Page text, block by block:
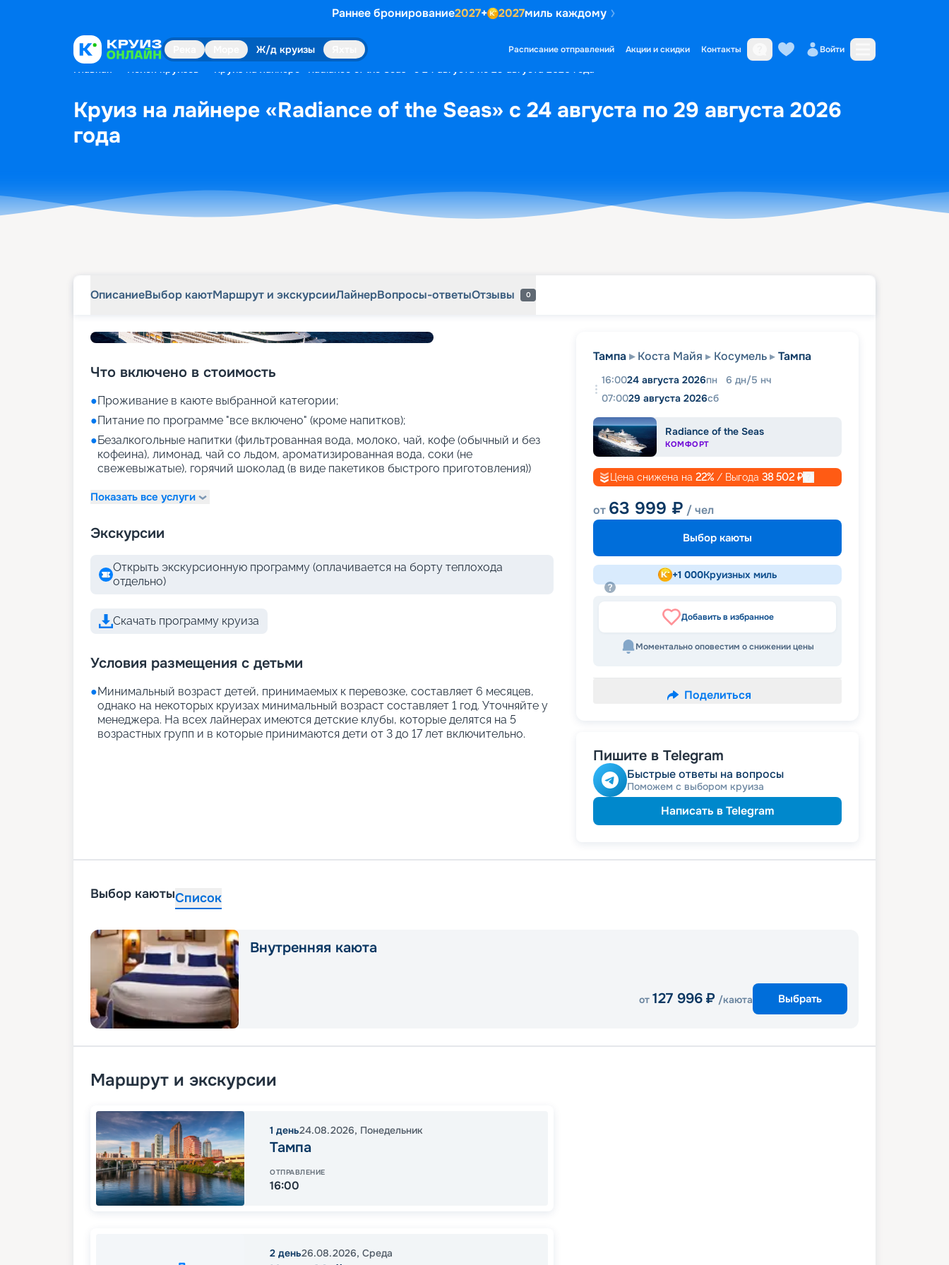
Раннее бронирование2027+ 2027миль каждому
Ж/д круизы Расписание отправлений Акции и скидки Контакты Войти
Главная Поиск круизов Круиз на лайнере «Radiance of the Seas» с 24 августа по 29 августа 2026 года
Круиз на лайнере «Radiance of the Seas» с 24 августа по 29 августа 2026
года
ОписаниеВыбор каютМаршрут и экскурсииЛайнерВопросы-ответыОтзывы 0
Что включено в стоимость
●Проживание в каюте выбранной категории;
●Питание по программе "все включено" (кроме напитков);
●Безалкогольные напитки (фильтрованная вода, молоко, чай, кофе (обычный и без
кофеина), лимонад, чай со льдом, ароматизированная вода, соки (не
свежевыжатые), горячий шоколад (в виде пакетиков быстрого приготовления))
Показать все услуги
Экскурсии
Открыть экскурсионную программу (оплачивается на борту теплохода
отдельно)
Скачать программу круиза
Условия размещения с детьми
●Минимальный возраст детей, принимаемых к перевозке, составляет 6 месяцев,
однако на некоторых круизах минимальный возраст составляет 1 год. Уточняйте у
менеджера. На всех лайнерах имеются детские клубы, которые делятся на 5
возрастных групп и в которые принимаются дети от 3 до 17 лет включительно.
Тампа Коста Майя Косумель Тампа
16:0024 августа 2026пн 6 дн/5 нч
07:0029 августа 2026сб
Radiance of the Seas
КОМФОРТ
Цена снижена на 22% / Выгода 38 502 ₽
от 63 999 ₽ / чел
Выбор каюты
+1 000Круизных миль
Добавить в избранное
Моментально оповестим о снижении цены
Поделиться
Пишите в Telegram
Быстрые ответы на вопросы
Поможем с выбором круиза
Написать в Telegram
Выбор каютыСписок
Внутренняя каюта
от 127 996 ₽ /каюта Выбрать
Маршрут и экскурсии
1 день24.08.2026, Понедельник
Тампа
ОТПРАВЛЕНИЕ
16:00
2 день26.08.2026, Среда